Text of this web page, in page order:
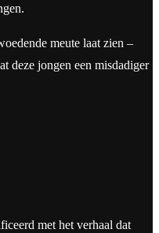
meute laat zien –
deze jongen een misdadiger
met het verhaal dat